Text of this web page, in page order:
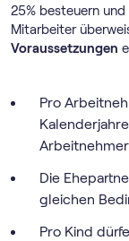
25% besteuern
Mitarbeiter
Voraussetzungen
Pro
Die
gleichen
Pro Kind